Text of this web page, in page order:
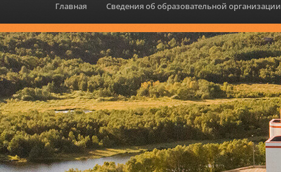
Главная Сведения об образовательной организации